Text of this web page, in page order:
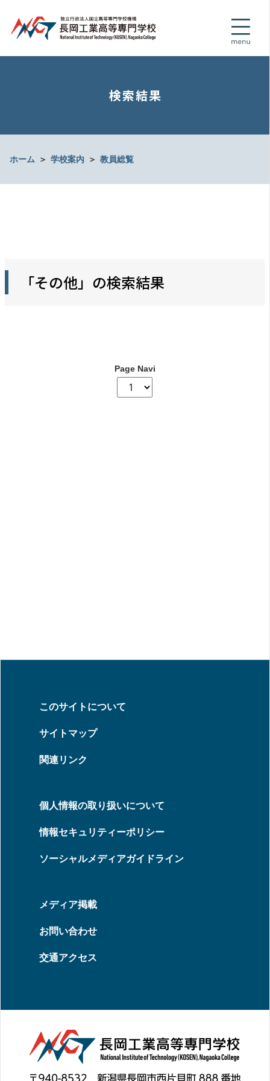
検索結果
ホーム ＞ 学校案内 ＞ 教員総覧
「その他」の検索結果
このサイトについて
サイトマップ
関連リンク
個人情報の取り扱いについて
情報セキュリティーポリシー
ソーシャルメディアガイドライン
メディア掲載
お問い合わせ
交通アクセス